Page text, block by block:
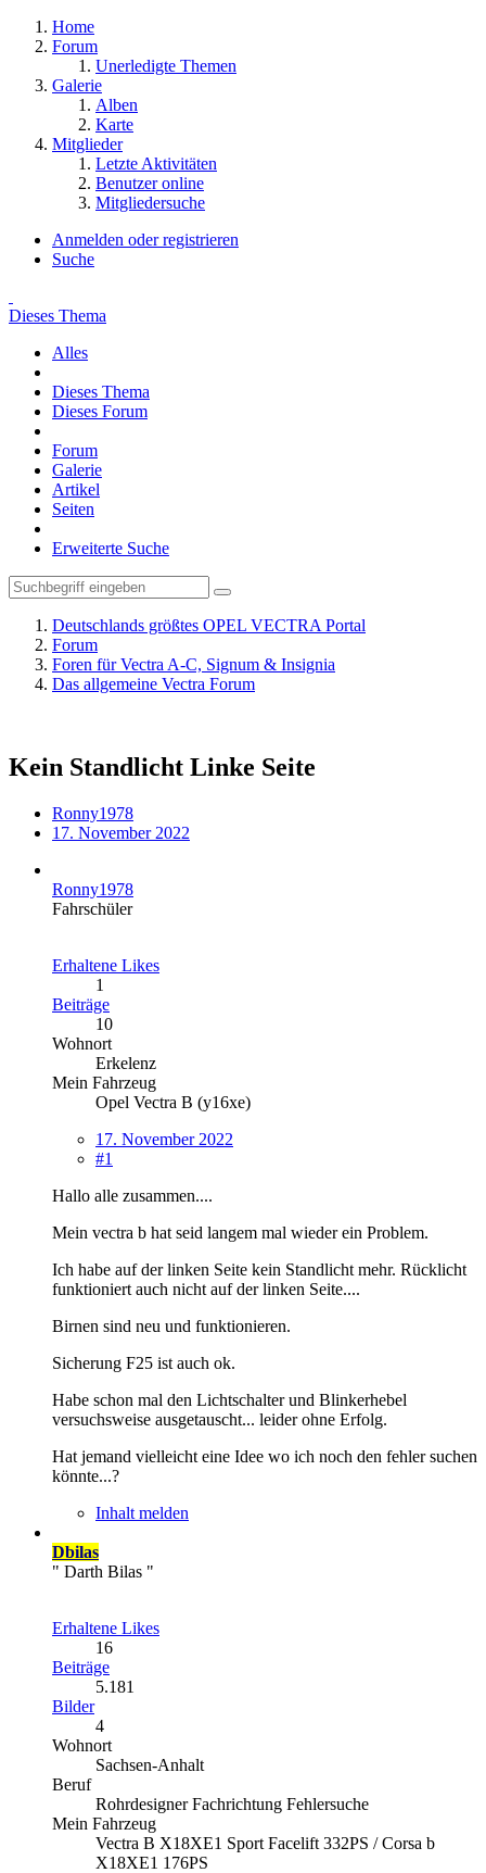
Home
Forum
Unerledigte Themen
Galerie
Alben
Karte
Mitglieder
Letzte Aktivitäten
Benutzer online
Mitgliedersuche
Anmelden oder registrieren
Suche
Dieses Thema
Alles
Dieses Thema
Dieses Forum
Forum
Galerie
Artikel
Seiten
Erweiterte Suche
Deutschlands größtes OPEL VECTRA Portal
Forum
Foren für Vectra A-C, Signum & Insignia
Das allgemeine Vectra Forum
Kein Standlicht Linke Seite
Ronny1978
17. November 2022
Ronny1978
Fahrschüler
Erhaltene Likes
1
Beiträge
10
Wohnort
Erkelenz
Mein Fahrzeug
Opel Vectra B (y16xe)
17. November 2022
#1
Hallo alle zusammen....
Mein vectra b hat seid langem mal wieder ein Problem.
Ich habe auf der linken Seite kein Standlicht mehr. Rücklicht
funktioniert auch nicht auf der linken Seite....
Birnen sind neu und funktionieren.
Sicherung F25 ist auch ok.
Habe schon mal den Lichtschalter und Blinkerhebel
versuchsweise ausgetauscht... leider ohne Erfolg.
Hat jemand vielleicht eine Idee wo ich noch den fehler suchen
könnte...?
Inhalt melden
Dbilas
" Darth Bilas "
Erhaltene Likes
16
Beiträge
5.181
Bilder
4
Wohnort
Sachsen-Anhalt
Beruf
Rohrdesigner Fachrichtung Fehlersuche
Mein Fahrzeug
Vectra B X18XE1 Sport Facelift 332PS / Corsa b
X18XE1 176PS